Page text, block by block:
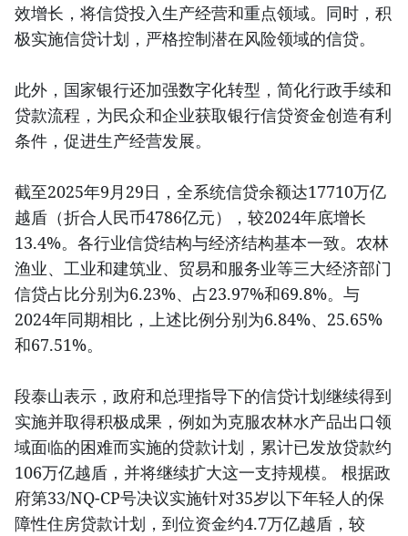
效增长，将信贷投入生产经营和重点领域。同时，积
极实施信贷计划，严格控制潜在风险领域的信贷。
此外，国家银行还加强数字化转型，简化行政手续和
贷款流程，为民众和企业获取银行信贷资金创造有利
条件，促进生产经营发展。
截至2025年9月29日，全系统信贷余额达17710万亿
越盾（折合人民币4786亿元），较2024年底增长
13.4%。各行业信贷结构与经济结构基本一致。农林
渔业、工业和建筑业、贸易和服务业等三大经济部门
信贷占比分别为6.23%、占23.97%和69.8%。与
2024年同期相比，上述比例分别为6.84%、25.65%
和67.51%。
段泰山表示，政府和总理指导下的信贷计划继续得到
实施并取得积极成果，例如为克服农林水产品出口领
域面临的困难而实施的贷款计划，累计已发放贷款约
106万亿越盾，并将继续扩大这一支持规模。 根据政
府第33/NQ-CP号决议实施针对35岁以下年轻人的保
障性住房贷款计划，到位资金约4.7万亿越盾，较